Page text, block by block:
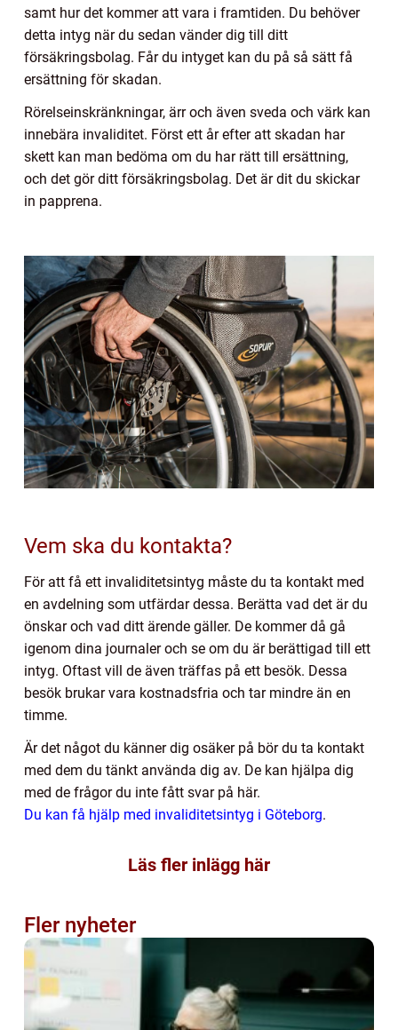
samt hur det kommer att vara i framtiden. Du behöver
detta intyg när du sedan vänder dig till ditt
försäkringsbolag. Får du intyget kan du på så sätt få
ersättning för skadan.
Rörelseinskränkningar, ärr och även sveda och värk kan
innebära invaliditet. Först ett år efter att skadan har
skett kan man bedöma om du har rätt till ersättning,
och det gör ditt försäkringsbolag. Det är dit du skickar
in papprena.
Vem ska du kontakta?
För att få ett invaliditetsintyg måste du ta kontakt med
en avdelning som utfärdar dessa. Berätta vad det är du
önskar och vad ditt ärende gäller. De kommer då gå
igenom dina journaler och se om du är berättigad till ett
intyg. Oftast vill de även träffas på ett besök. Dessa
besök brukar vara kostnadsfria och tar mindre än en
timme.
Är det något du känner dig osäker på bör du ta kontakt
med dem du tänkt använda dig av. De kan hjälpa dig
med de frågor du inte fått svar på här.
Du kan få hjälp med invaliditetsintyg i Göteborg.
Läs fler inlägg här
Fler nyheter